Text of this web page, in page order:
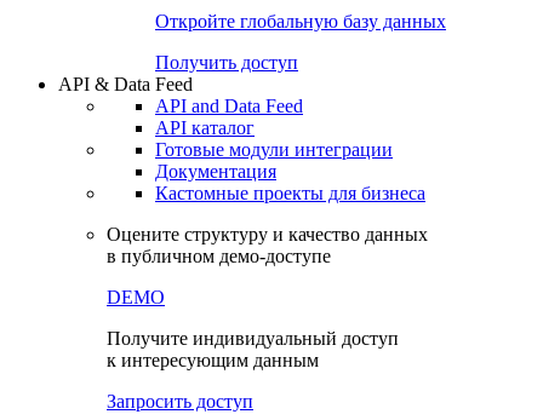
Откройте глобальную базу данных
Получить доступ
API & Data Feed
API and Data Feed
API каталог
Готовые модули интеграции
Документация
Кастомные проекты для бизнеса
Оцените структуру и качество данных
в публичном демо-доступе
DEMO
Получите индивидуальный доступ
к интересующим данным
Запросить доступ